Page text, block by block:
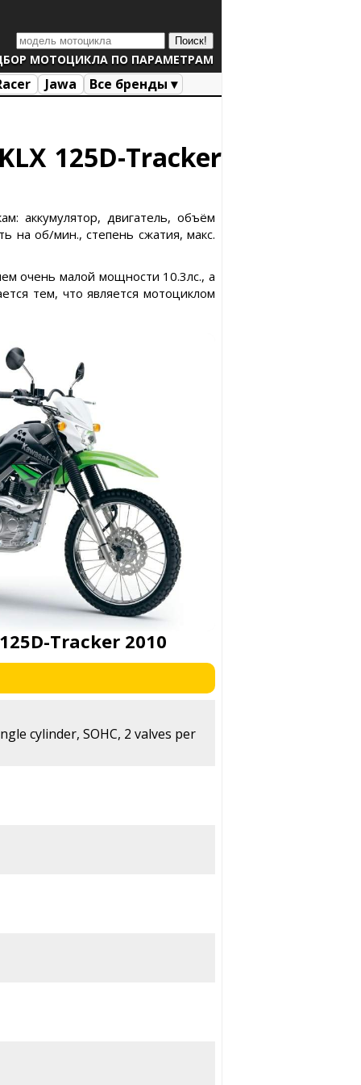
МОТОЦИКЛА ПО ПАРАМЕТРАМ
Jawa Все бренды ▾
125D-Tracker
аккумулятор, двигатель, объём
на об/мин., степень сжатия, макс.
очень малой мощности 10.3лс., а
тем, что является мотоциклом
Tracker 2010
cylinder, SOHC, 2 valves per